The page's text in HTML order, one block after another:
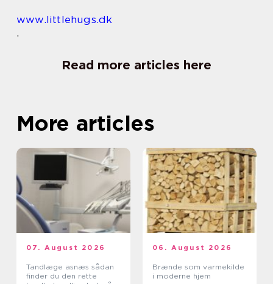
www.littlehugs.dk
.
Read more articles here
More articles
07. August 2026
Tandlæge asnæs sådan
finder du den rette
06. August 2026
Brænde som varmekilde
i moderne hjem